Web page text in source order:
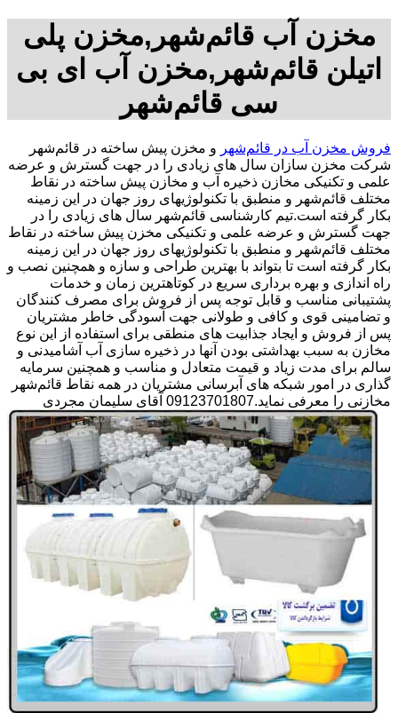
مخزن آب قائم‌شهر,مخزن پلی
اتیلن قائم‌شهر,مخزن آب ای بی
سی قائم‌شهر
فروش مخزن آب در قائم‌شهر و مخزن پیش ساخته در قائم‌شهر
شرکت مخزن سازان سال های زیادی را در جهت گسترش و عرضه
علمی و تکنیکی مخازن ذخیره آب و مخازن پیش ساخته در نقاط
مختلف قائم‌شهر و منطبق با تکنولوژیهای روز جهان در این زمینه
بکار گرفته است.تیم کارشناسی قائم‌شهر سال های زیادی را در
جهت گسترش و عرضه علمی و تکنیکی مخزن پیش ساخته در نقاط
مختلف قائم‌شهر و منطبق با تکنولوژیهای روز جهان در این زمینه
بکار گرفته است تا بتواند با بهترین طراحی و سازه و همچنین نصب و
راه اندازی و بهره برداری سریع در کوتاهترین زمان و خدمات
پشتیبانی مناسب و قابل توجه پس از فروش برای مصرف کنندگان
و تضامینی قوی و کافی و طولانی جهت آسودگی خاطر مشتریان
پس از فروش و ایجاد جذابیت های منطقی برای استفاده از این نوع
مخازن به سبب بهداشتی بودن آنها در ذخیره سازی آب آشامیدنی و
سالم برای مدت زیاد و قیمت متعادل و مناسب و همچنین سرمایه
گذاری در امور شبکه های آبرسانی مشتریان در همه نقاط قائم‌شهر
مخازنی را معرفی نماید.09123701807 آقای سلیمان مجردی